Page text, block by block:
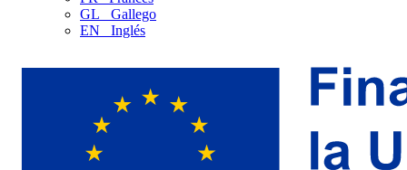
GL
Gallego
EN
Inglés